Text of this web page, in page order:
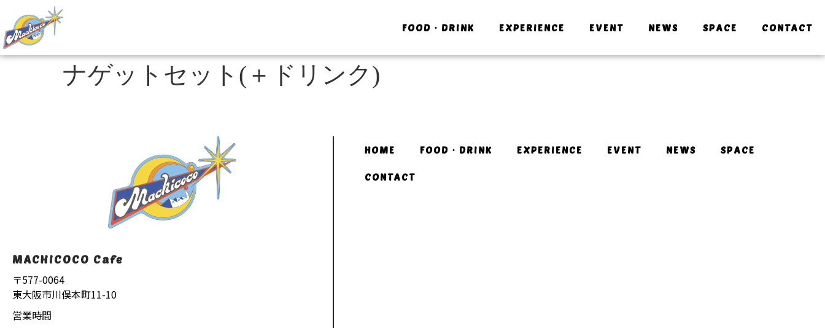
FOOD・DRINK EXPERIENCE EVENT NEWS SPACE CONTACT
ナゲットセット(＋ドリンク)
MACHICOCO Cafe
〒577-0064
東大阪市川俣本町11-10
営業時間
HOME FOOD・DRINK EXPERIENCE EVENT NEWS SPACE
CONTACT